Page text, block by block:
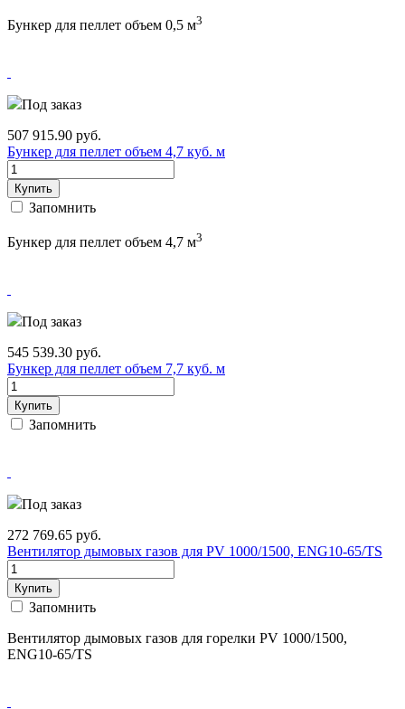
Бункер для пеллет объем 0,5 м3
Под заказ
507 915.90 руб.
Бункер для пеллет объем 4,7 куб. м
Купить
Запомнить
Бункер для пеллет объем 4,7 м3
Под заказ
545 539.30 руб.
Бункер для пеллет объем 7,7 куб. м
Купить
Запомнить
Под заказ
272 769.65 руб.
Вентилятор дымовых газов для PV 1000/1500, ENG10-65/TS
Купить
Запомнить
Вентилятор дымовых газов для горелки PV 1000/1500,
ENG10-65/TS